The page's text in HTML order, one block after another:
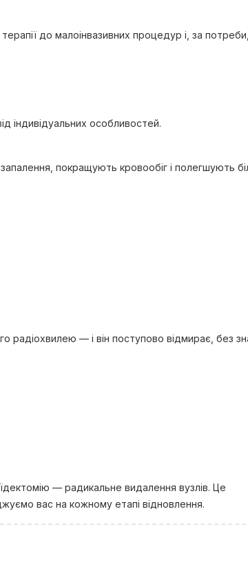
до малоінвазивних процедур і, за потреби,
індивідуальних особливостей.
покращують кровообіг і полегшують
радіохвилею — і він поступово відмирає, без
— радикальне видалення вузлів. Це
вас на кожному етапі відновлення.